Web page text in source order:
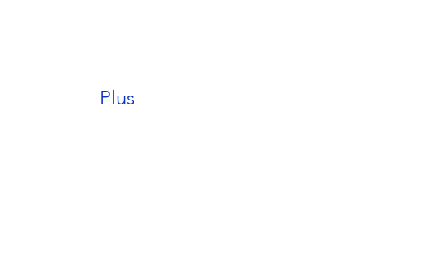
Plus